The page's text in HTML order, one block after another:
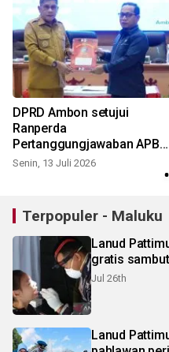
DPRD Ambon setujui
Ranperda
Pertanggungjawaban APBD
2025 disahkan sebagai
Senin, 13 Juli 2026
Terpopuler - Maluku
Lanud
gratis
Jul 26th
Lanud